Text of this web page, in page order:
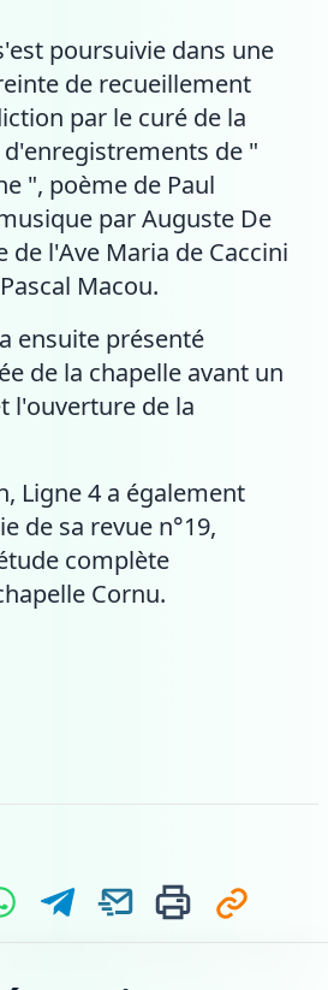
poursuivie dans une
de recueillement
par le curé de la
de "
", poème de Paul
par Auguste De
de l'Ave Maria de Caccini
Macou.
ensuite présenté
de la chapelle avant un
l'ouverture de la
Ligne 4 a également
de sa revue n°19,
complète
Cornu.